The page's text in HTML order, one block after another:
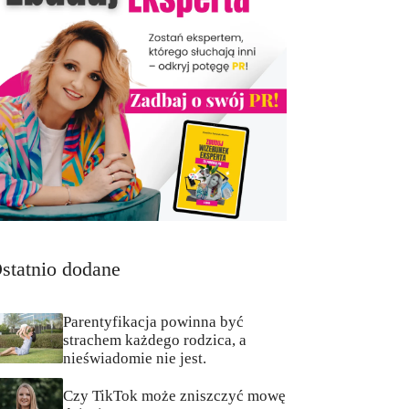
dodane
Parentyfikacja powinna być
strachem każdego rodzica, a
nieświadomie nie jest.
Czy TikTok może zniszczyć mowę